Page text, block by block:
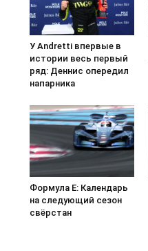
У Andretti впервые в
истории весь первый
ряд: Деннис опередил
напарника
Формула E: Календарь
на следующий сезон
свёрстан